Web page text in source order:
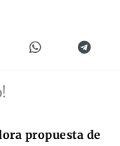
propuesta de